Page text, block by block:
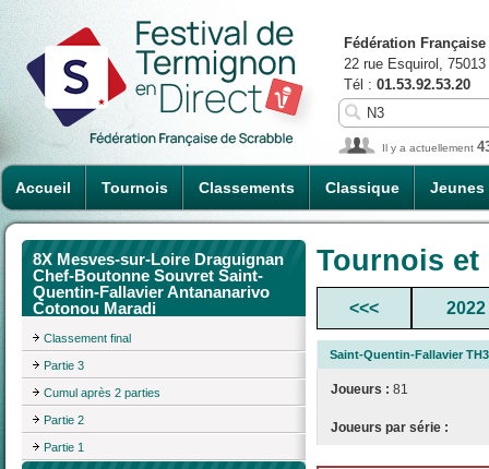
Accueil Tournois Classements Classique Jeunes
Fédération
22 rue Esquirol,
Tél : 01.53.92.53.20
Il y a actuellement
8X Mesves-sur-Loire Draguignan
Chef-Boutonne Souvret Saint-
Quentin-Fallavier Antananarivo
Cotonou Maradi
Classement final
Partie 3
Cumul après 2 parties
Partie 2
Partie 1
Tournois
<<< 2022
Saint-Quentin-Fallavier TH3
Joueurs : 81
Joueurs par série :